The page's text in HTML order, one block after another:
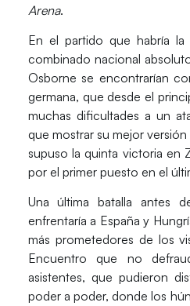
Arena.
En el partido que habría la
combinado nacional
Osborne se encontrarían
germana, que desde el
muchas dificultades a un
que mostrar su mejor
supuso laquinta victoria en
por el primer puesto en el
Una última batalla antes
enfrentaría a España y
más prometedores de los
Encuentro que no
asistentes, que pudieron
poder a poder, donde los